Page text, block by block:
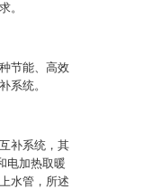
。
节能、高效
系统。
补系统，其
电加热取暖
水管，所述